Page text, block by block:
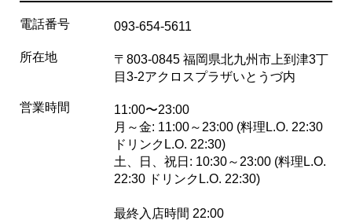
電話番号 093-654-5611
所在地
〒803-0845 福岡県北九州市上到津3丁
目3-2アクロスプラザいとうづ内
営業時間
11:00〜23:00
月～金: 11:00～23:00 (料理L.O. 22:30
ドリンクL.O. 22:30)
土、日、祝日: 10:30～23:00 (料理L.O.
22:30 ドリンクL.O. 22:30)
最終入店時間 22:00